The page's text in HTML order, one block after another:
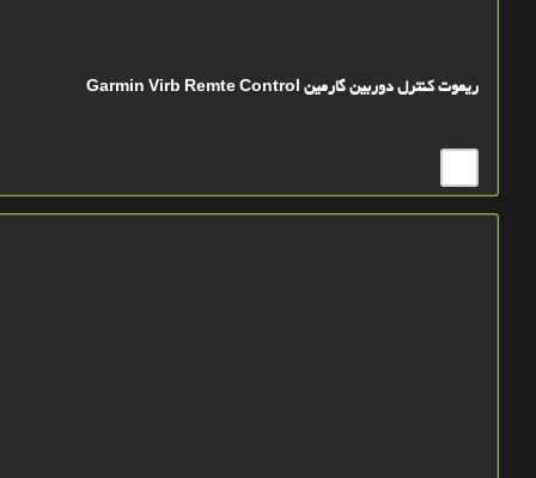
ریموت کنترل دوربین گارمین Garmin Virb Remte Control